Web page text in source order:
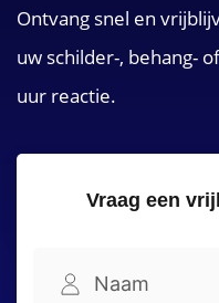
Ontvang snel en
uw schilder-, behang-
uur reactie.
Vraag een
(Vereist)